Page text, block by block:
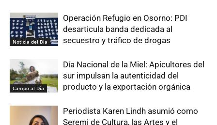
Noticia del Día
Operación Refugio en Osorno: PDI
desarticula banda dedicada al
secuestro y tráfico de drogas
Campo al Día
Día Nacional de la Miel: Apicultores del
sur impulsan la autenticidad del
producto y la exportación orgánica
Periodista Karen Lindh asumió como
Seremi de Cultura, las Artes y el